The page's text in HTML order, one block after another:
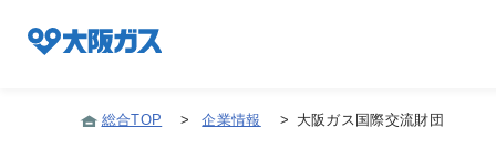
総合TOP > 企業情報 > 大阪ガス国際交流財団